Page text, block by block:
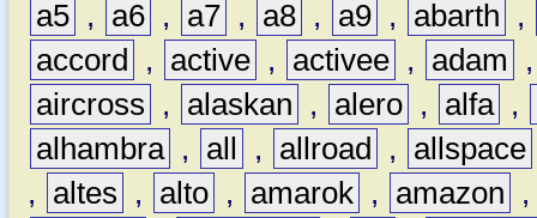
a5 , a6 , a7 , a8 , a9 , abarth
,
accord
, active , activee , adam
aircross
, alaskan , alero , alfa ,
alhambra , all , allroad , allspace
,
altes , alto , amarok , amazon